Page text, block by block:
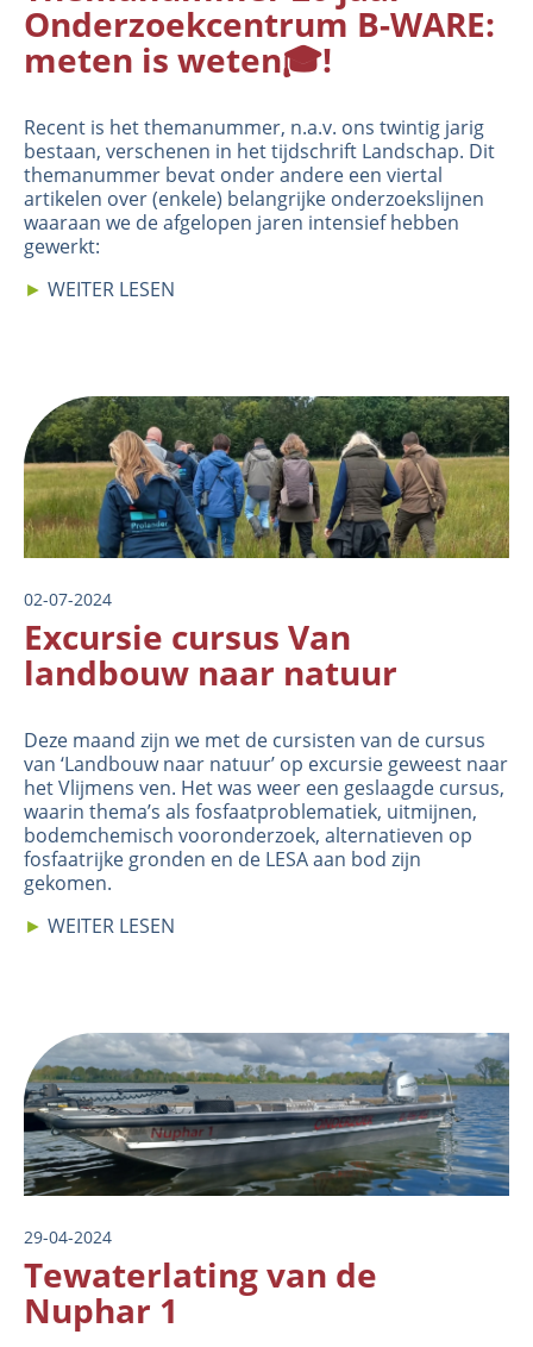
Onderzoekcentrum B-WARE:
meten is weten🎓!
Recent is het themanummer, n.a.v. ons twintig jarig
bestaan, verschenen in het tijdschrift Landschap. Dit
themanummer bevat onder andere een viertal
artikelen over (enkele) belangrijke onderzoekslijnen
waaraan we de afgelopen jaren intensief hebben
gewerkt:
► WEITER LESEN
Image
02-07-2024
Excursie cursus Van
landbouw naar natuur
Deze maand zijn we met de cursisten van de cursus
van ‘Landbouw naar natuur’ op excursie geweest naar
het Vlijmens ven. Het was weer een geslaagde cursus,
waarin thema’s als fosfaatproblematiek, uitmijnen,
bodemchemisch vooronderzoek, alternatieven op
fosfaatrijke gronden en de LESA aan bod zijn
gekomen.
► WEITER LESEN
Image
29-04-2024
Tewaterlating van de
Nuphar 1